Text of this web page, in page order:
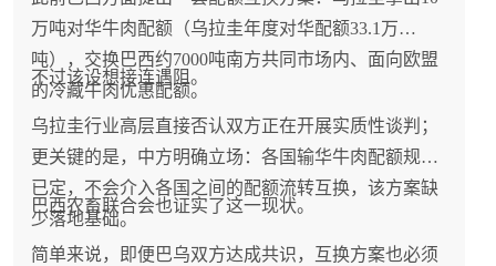
万吨对华牛肉配额（乌拉圭年度对华配额33.1万
吨），交换巴西约7000吨南方共同市场内、面向欧盟
的冷藏牛肉优惠配额。
不过该设想接连遇阻。
乌拉圭行业高层直接否认双方正在开展实质性谈判；
更关键的是，中方明确立场：各国输华牛肉配额规则
已定，不会介入各国之间的配额流转互换，该方案缺
少落地基础。
巴西农畜联合会也证实了这一现状。
简单来说，即便巴乌双方达成共识，互换方案也必须